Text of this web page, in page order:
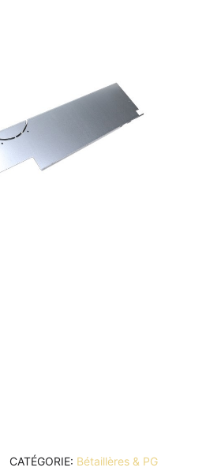
CATÉGORIE Bétaillères & PG